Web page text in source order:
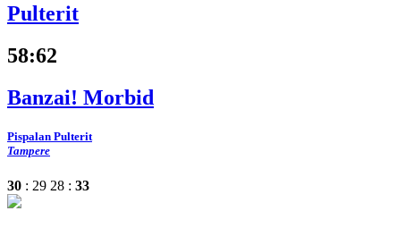
Pulterit
58:62
Banzai! Morbid
Pispalan Pulterit
Tampere
30 : 29 28 : 33